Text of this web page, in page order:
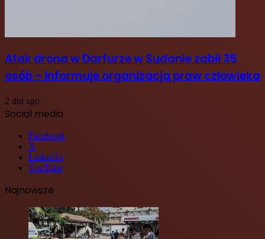
Atak drona w Darfurze w Sudanie zabił 35
osób – informuje organizacja praw człowieka
2 dni ago
Social media
Facebook
X
LinkedIn
YouTube
Najnowsze